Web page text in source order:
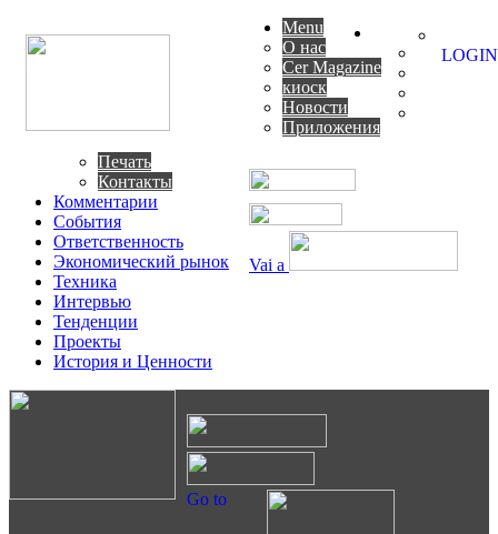
Vai a
Menu
О нас
Cer Magazine
киоск
Новости
Приложения
Печать
Контакты
Комментарии
События
Ответственность
Экономический рынок
Техника
Интервью
Тенденции
Проекты
История и Ценности
LOGIN
Go to